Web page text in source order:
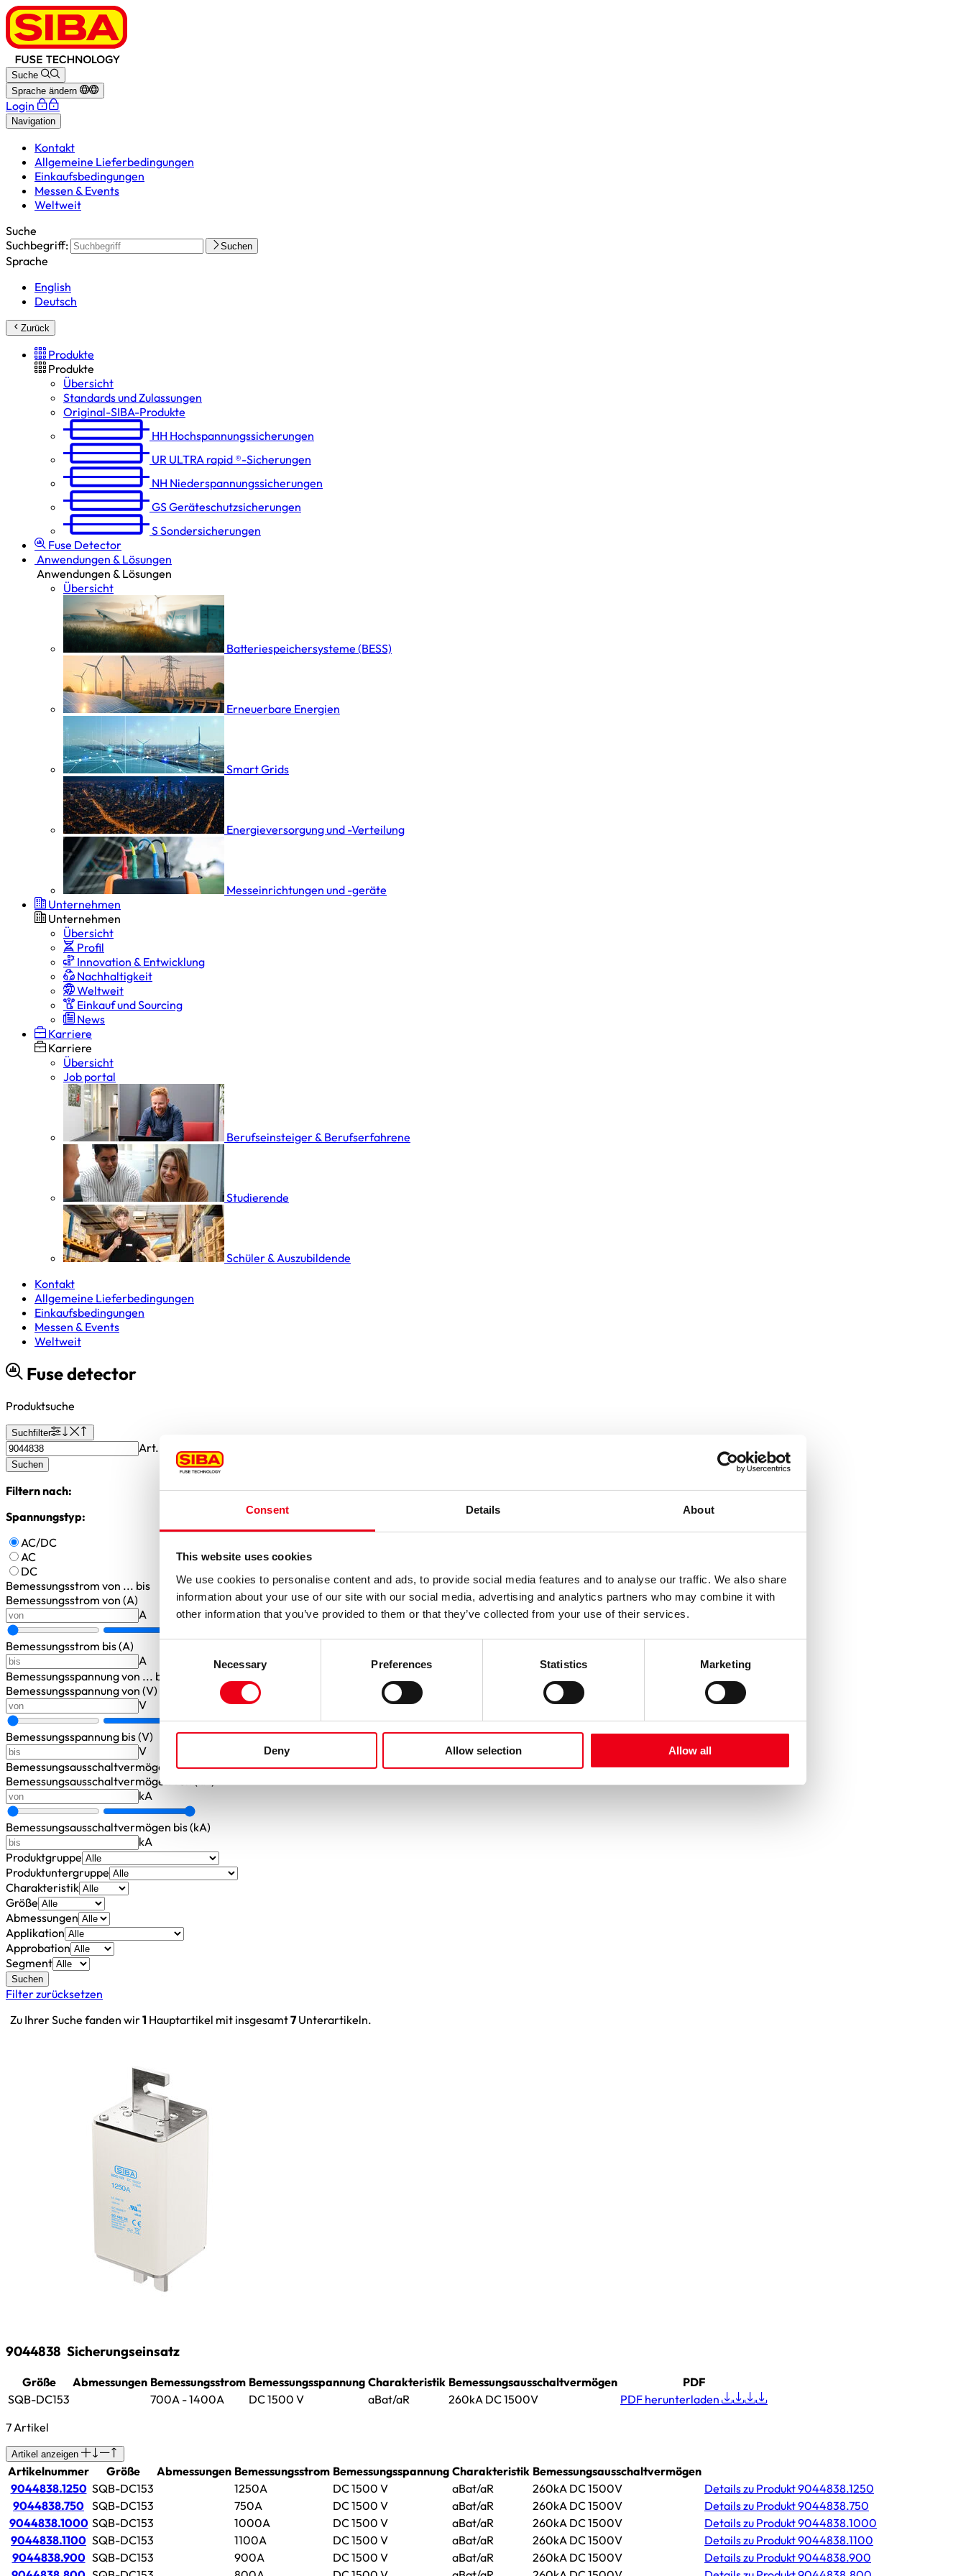
Consent Details About
This website uses cookies
We use cookies to personalise content and ads, to provide social media features and to analyse our traffic. We also share
information about your use of our site with our social media, advertising and analytics partners who may combine it with
other information that you’ve provided to them or that they’ve collected from your use of their services.
Necessary Preferences Statistics Marketing
Deny Allow selection Allow all
Suche
Sprache ändern
Login
Navigation
Kontakt
Allgemeine Lieferbedingungen
Einkaufsbedingungen
Messen & Events
Weltweit
Suche
Suchbegriff:
Suchen
Sprache
English
Deutsch
Zurück
Produkte
Produkte
Übersicht
Standards und Zulassungen
Original-SIBA-Produkte
HH Hochspannungs­sicherungen
UR ULTRA rapid ®-Sicherungen
NH Niederspannungs­sicherungen
GSGeräteschutz­sicherungen
SSondersicherungen
Fuse Detector
Anwendungen & Lösungen
Anwendungen & Lösungen
Übersicht
Batterie­speicher­systeme (BESS)
Erneuerbare Energien
Smart Grids
Energieversorgung und -Verteilung
Messeinrichtungen und -geräte
Unternehmen
Unternehmen
Übersicht
Profil
Innovation & Entwicklung
Nachhaltigkeit
Weltweit
Einkauf und Sourcing
News
Karriere
Karriere
Übersicht
Job portal
Berufseinsteiger & Berufserfahrene
Studierende
Schüler & Auszubildende
Kontakt
Allgemeine Lieferbedingungen
Einkaufsbedingungen
Messen & Events
Weltweit
Fuse detector
Produktsuche
Suchfilter
Art.-Nr oder gesuchte Werte oder Suchbegriffe eintragen
Suchen
Filtern nach:
Spannungstyp:
AC/DC
AC
DC
Bemessungsstrom von ... bis
Bemessungsstrom von (A)
A
Bemessungsstrom bis (A)
A
Bemessungsspannungvon ... bis
Bemessungsspannung von (V)
V
Bemessungsspannung bis (V)
V
Bemessungsausschaltvermögen
von ... bis
Bemessungsausschaltvermögen von (kA)
kA
Bemessungsausschaltvermögen bis (kA)
kA
Produktgruppe
Produktuntergruppe
Charakteristik
Größe
Abmessungen
Applikation
Approbation
Segment
Suchen
Filter zurücksetzen
Zu Ihrer Suche fanden wir1 Hauptartikel mit insgesamt7Unterartikeln.
9044838 Sicherungseinsatz
Größe Abmessungen Bemessungsstrom Bemessungsspannung Charakteristik Bemessungsausschaltvermögen
PDF
SQB-DC153
700A - 1400A DC 1500 V aBat/aR 260kA DC 1500V
PDF herunterladen
7 Artikel
Artikel anzeigen
Artikelnummer Größe Abmessungen Bemessungsstrom Bemessungsspannung Charakteristik Bemessungsausschaltvermögen
9044838.1250 SQB-DC153 1250A DC 1500 V aBat/aR 260kA DC 1500V Detailszu Produkt 9044838.1250
9044838.750 SQB-DC153 750A DC 1500 V aBat/aR 260kA DC 1500V Detailszu Produkt 9044838.750
9044838.1000 SQB-DC153 1000A DC 1500 V aBat/aR 260kA DC 1500V Detailszu Produkt 9044838.1000
9044838.1100 SQB-DC153 1100A DC 1500 V aBat/aR 260kA DC 1500V Detailszu Produkt 9044838.1100
9044838.900 SQB-DC153 900A DC 1500 V aBat/aR 260kA DC 1500V Detailszu Produkt 9044838.900